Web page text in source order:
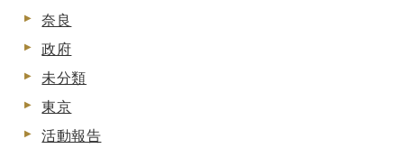
奈良
政府
未分類
東京
活動報告